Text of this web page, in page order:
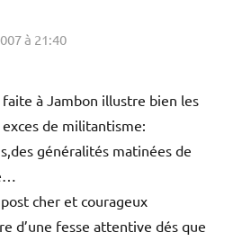
à 21:40
à Jambon illustre bien les
de militantisme:
généralités matinées de
cher et courageux
d’une fesse attentive dés que